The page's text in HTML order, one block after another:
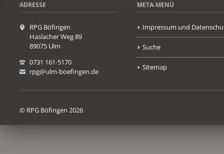
ADRESSE
RPG Böfingen
Haslacher Weg 89
89075 Ulm
0731 161-5170
rpg@ulm-boefingen.de
META-MENÜ
Impressum und
Suche
Sitemap
© RPG Böfingen 2026